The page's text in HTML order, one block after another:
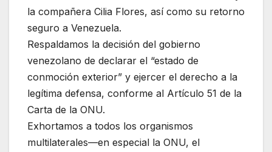
la compañera Cilia Flores, así como su retorno
seguro a Venezuela.
Respaldamos la decisión del gobierno
venezolano de declarar el “estado de
conmoción exterior” y ejercer el derecho a la
legítima defensa, conforme al Artículo 51 de la
Carta de la ONU.
Exhortamos a todos los organismos
multilaterales—en especial la ONU, el